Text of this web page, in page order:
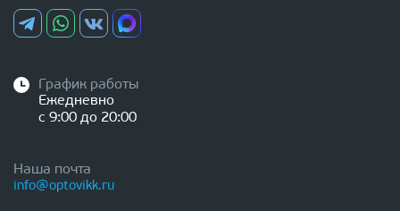
График работы
Ежедневно
с 9:00 до 20:00
Наша почта
info@optovikk.ru